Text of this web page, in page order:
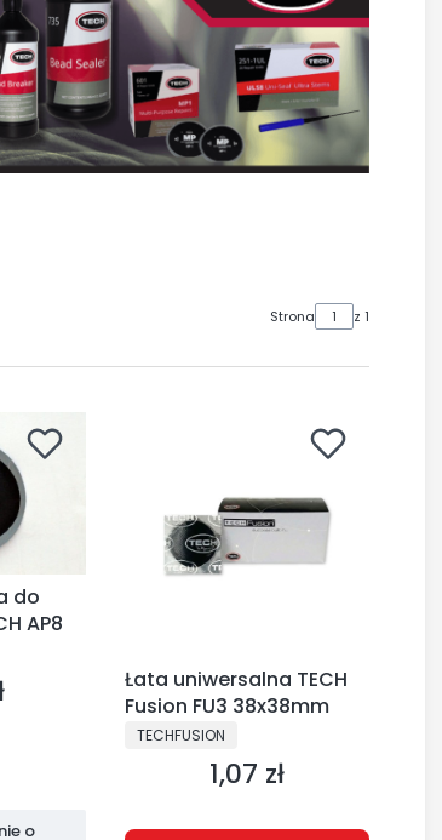
Strona z 1
do
AP8
o
Łata uniwersalna TECH
Fusion FU3 38x38mm
PRODUCENT
TECHFUSION
Cena
1,07 zł